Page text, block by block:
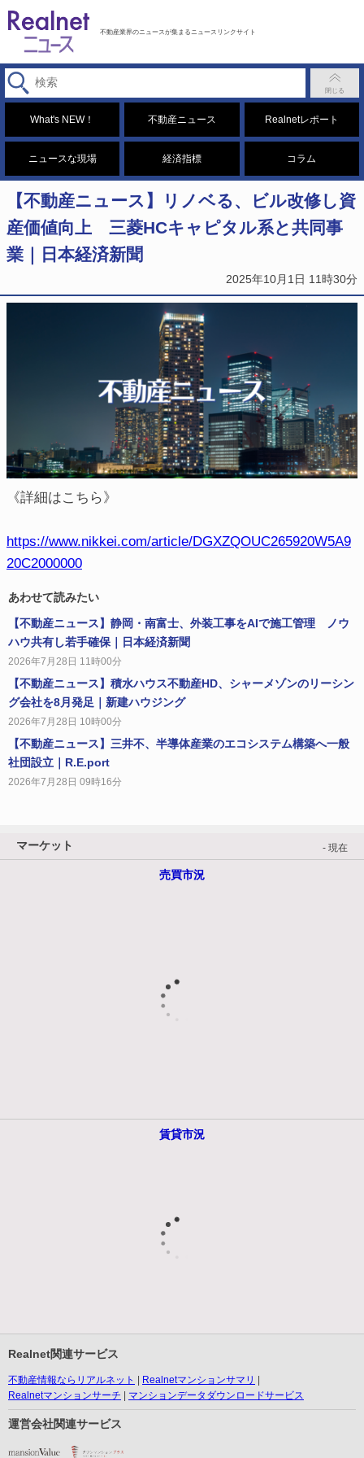
不動産業界のニュースが集まるニュースリンクサイト
What's NEW！ 不動産ニュース Realnetレポート
ニュースな現場 経済指標 コラム
【不動産ニュース】リノベる、ビル改修し資
産価値向上 三菱HCキャピタル系と共同事
業｜日本経済新聞
2025年10月1日 11時30分
《詳細はこちら》
https://www.nikkei.com/article/DGXZQOUC265920W5A9
20C2000000
あわせて読みたい
【不動産ニュース】静岡・南富士、外装工事をAIで施工管理 ノウ
ハウ共有し若手確保｜日本経済新聞
2026年7月28日 11時00分
【不動産ニュース】積水ハウス不動産HD、シャーメゾンのリーシン
グ会社を8月発足｜新建ハウジング
2026年7月28日 10時00分
【不動産ニュース】三井不、半導体産業のエコシステム構築へ一般
社団設立｜R.E.port
2026年7月28日 09時16分
マーケット - 現在
売買市況
賃貸市況
Realnet関連サービス
不動産情報ならリアルネット
Realnetマンションサマリ
Realnetマンションサーチ
マンションデータダウンロードサービス
運営会社関連サービス